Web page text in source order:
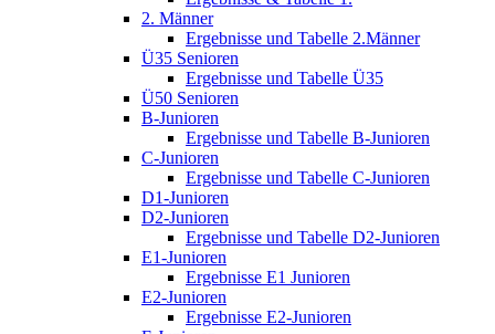
2. Männer
Ergebnisse und Tabelle 2.Männer
Ü35 Senioren
Ergebnisse und Tabelle Ü35
Ü50 Senioren
B-Junioren
Ergebnisse und Tabelle B-Junioren
C-Junioren
Ergebnisse und Tabelle C-Junioren
D1-Junioren
D2-Junioren
Ergebnisse und Tabelle D2-Junioren
E1-Junioren
Ergebnisse E1 Junioren
E2-Junioren
Ergebnisse E2-Junioren